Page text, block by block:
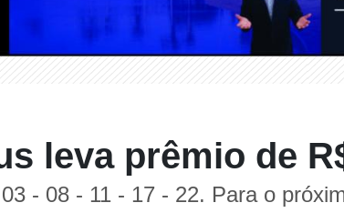
leva prêmio de
- 08 - 11 - 17 - 22. Para o